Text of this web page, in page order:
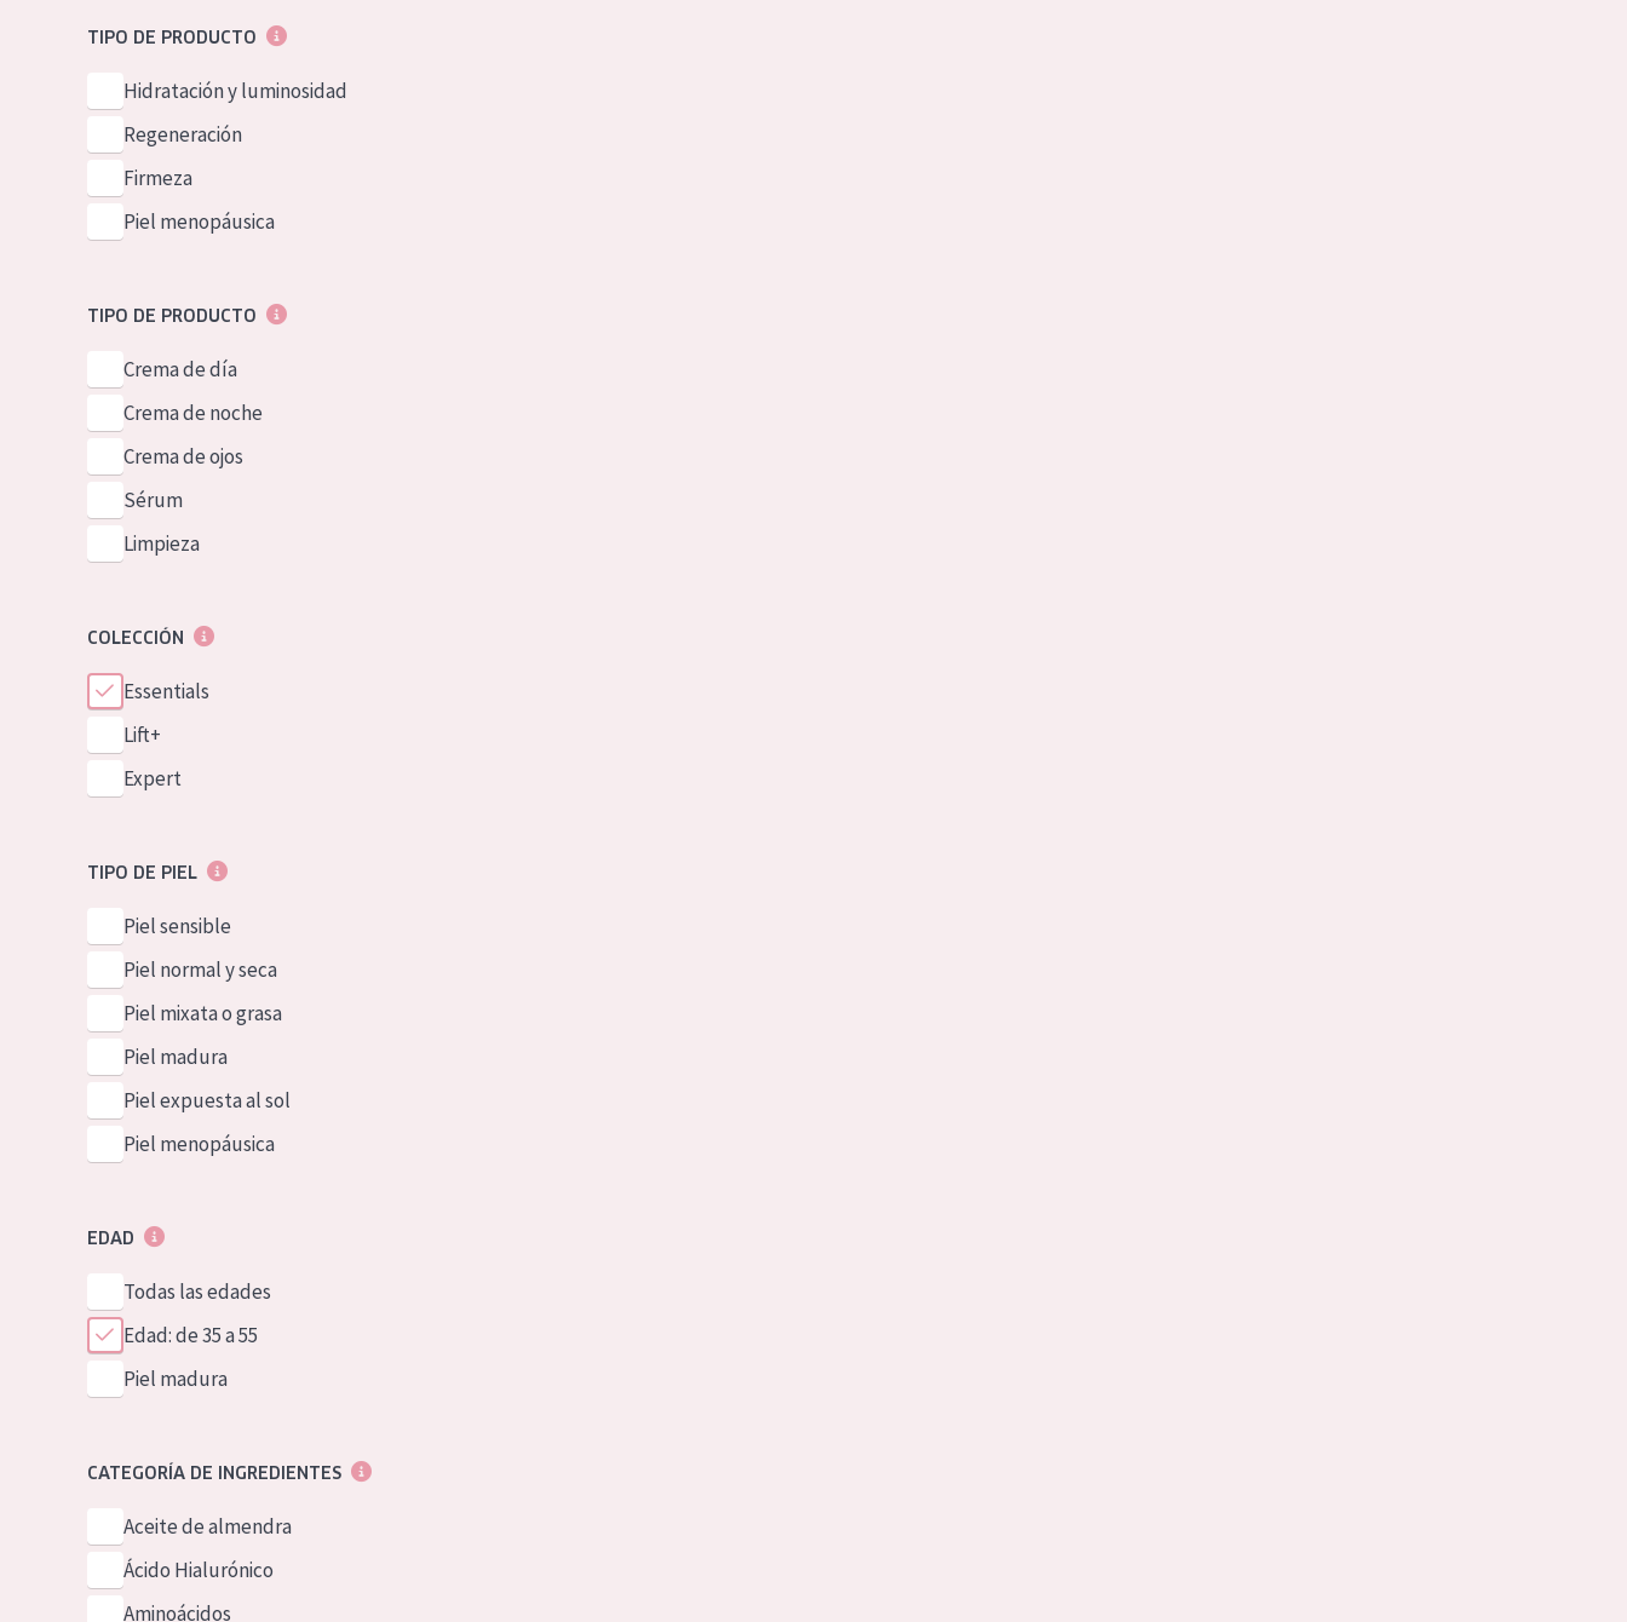
GermanTIPO DE PRODUCTO
Hidratación y luminosidad
Regeneración
Firmeza
Piel menopáusica
TIPO DE PRODUCTO
Crema de día
Crema de noche
Crema de ojos
Sérum
Limpieza
COLECCIÓN
Essentials
Lift+
Expert
TIPO DE PIEL
Piel sensible
Piel normal y seca
Piel mixata o grasa
Piel madura
Piel expuesta al sol
Piel menopáusica
EDAD
Todas las edades
Edad: de 35 a 55
Piel madura
CATEGORÍA DE INGREDIENTES
Aceite de almendra
Ácido Hialurónico
Aminoácidos